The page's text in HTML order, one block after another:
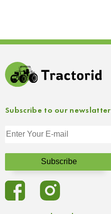
Subscribe to our newslatter